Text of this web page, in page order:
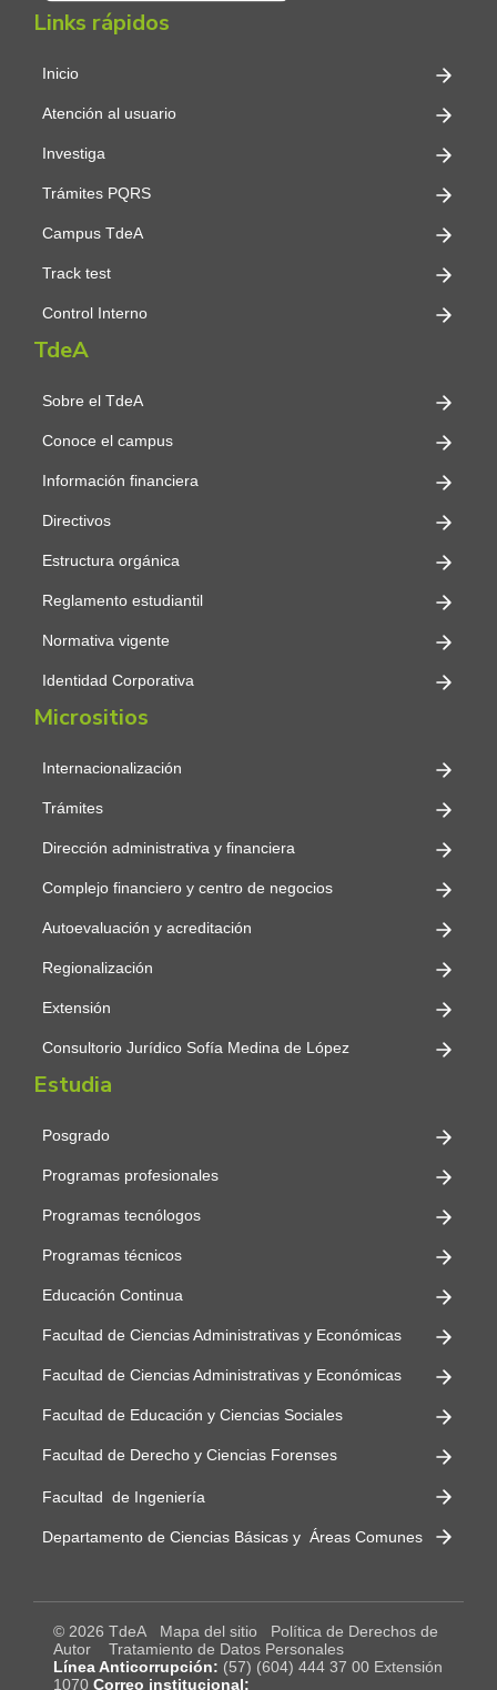
Links rápidos
Inicio
Atención al usuario
Investiga
Trámites PQRS
Campus TdeA
Track test
Control Interno
TdeA
Sobre el TdeA
Conoce el campus
Información financiera
Directivos
Estructura orgánica
Reglamento estudiantil
Normativa vigente
Identidad Corporativa
Micrositios
Internacionalización
Trámites
Dirección administrativa y financiera
Complejo financiero y centro de negocios
Autoevaluación y acreditación
Regionalización
Extensión
Consultorio Jurídico Sofía Medina de López
Estudia
Posgrado
Programas profesionales
Programas tecnólogos
Programas técnicos
Educación Continua
Facultad de Ciencias Administrativas y Económicas
Facultad de Ciencias Administrativas y Económicas
Facultad de Educación y Ciencias Sociales
Facultad de Derecho y Ciencias Forenses
Facultad de Ingeniería
Departamento de Ciencias Básicas y Áreas Comunes
© 2026 TdeA Mapa del sitio
Política de Derechos de
Autor
Tratamiento de Datos Personales
Línea Anticorrupción: (57) (604) 444 37 00 Extensión
1070 Correo institucional: